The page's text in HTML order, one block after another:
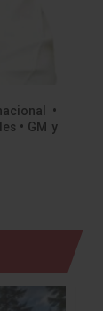
•
• GM y